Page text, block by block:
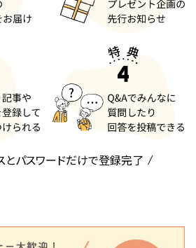
とパスワードだけで登録完了